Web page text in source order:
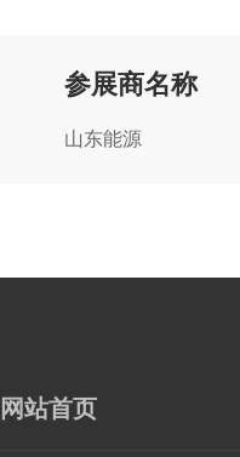
参展商名称
山东能源
网站首页